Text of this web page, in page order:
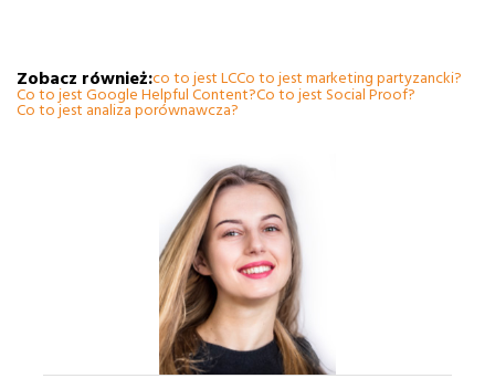
Zobacz również:co to jest LCCo to jest marketing partyzancki?
Co to jest Google Helpful Content?Co to jest Social Proof?
Co to jest analiza porównawcza?